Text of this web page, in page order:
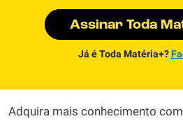
Assinar Toda
Já é Toda Matéria+?
Adquira mais conhecimento